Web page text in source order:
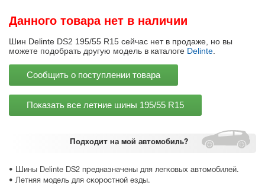
Подходит на мой автомобиль?
• Шины Delinte DS2 предназначены для легковых автомобилей.
• Летняя модель для скоростной езды.
Данного товара нет в наличии
Шин Delinte DS2 195/55 R15 сейчас нет в продаже, но вы
можете подобрать другую модель в каталоге Delinte
Сообщить о поступлении товара
Показать все летние шины 195/55 R15